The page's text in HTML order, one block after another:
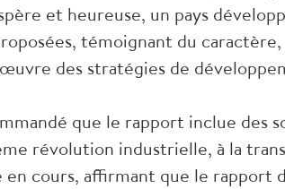
et heureuse, un pays
témoignant du
des stratégies de
que le rapport inclue des
révolution industrielle, à la
en cours, affirmant que le rapport